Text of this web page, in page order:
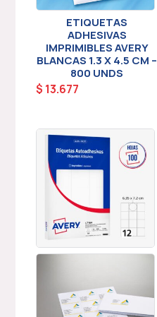
ETIQUETAS
ADHESIVAS
IMPRIMIBLES AVERY
BLANCAS 1.3 X 4.5 CM –
800 UNDS
$ 13.677